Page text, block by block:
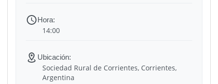
14:00
Sociedad Rural de Corrientes, Corrientes,
Argentina